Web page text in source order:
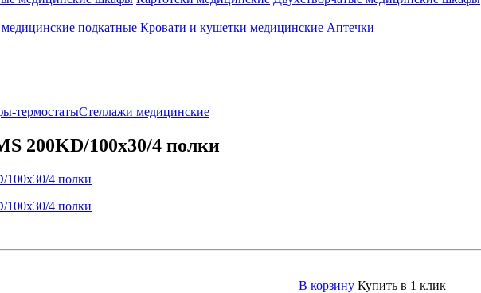
подкатные Кровати и кушетки медицинские Аптечки
термостатыСтеллажи медицинские
200KD/100x30/4 полки
В корзину Купить в 1 клик